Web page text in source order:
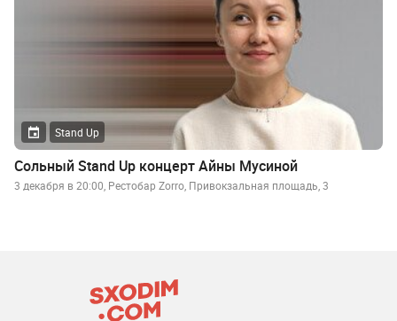
Stand Up
Сольный Stand Up концерт Айны Мусиной
3 декабря в 20:00, Рестобар Zorro, Привокзальная площадь, 3